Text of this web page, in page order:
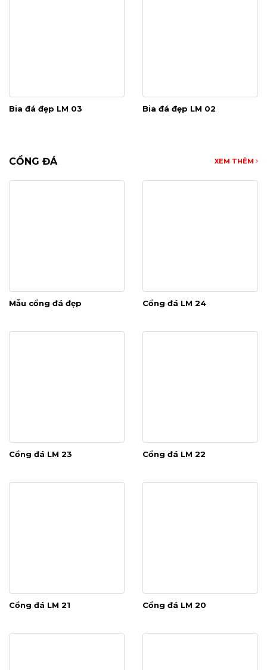
Bia đá đẹp LM 03 Bia đá đẹp LM 02
CỔNG ĐÁ XEM THÊM
Mẫu cổng đá đẹp Cổng đá LM 24
Cổng đá LM 23 Cổng đá LM 22
Cổng đá LM 21 Cổng đá LM 20